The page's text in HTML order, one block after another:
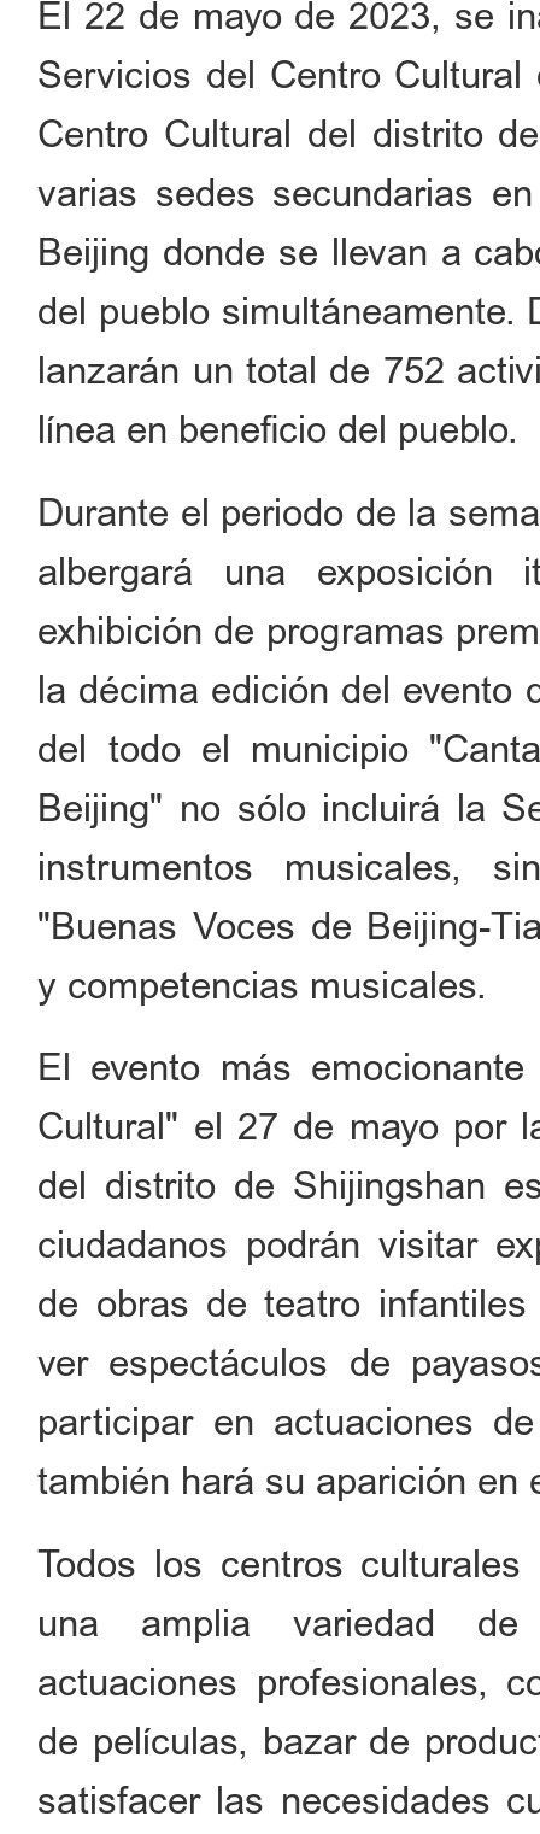
El 22 de mayo de 2023, se
Servicios del Centro
Centro Cultural del distrito
varias sedes secundarias
Beijing donde se llevan a
del pueblo simultáneamente.
lanzarán un total de 752
línea en beneficio del pueblo.
Durante el periodo de la
albergará una
exhibición de programas
la décima edición del evento
del todo el municipio
Beijing" no sólo incluirá la
instrumentos musicales,
"Buenas Voces de Beijing-
y competencias musicales.
El evento más
Cultural" el 27 de mayo por
del distrito de Shijingshan
ciudadanos podrán visitar
de obras de teatro
ver espectáculos de
participar en actuaciones
también hará su aparición en
Todos los centros
una amplia variedad de
actuaciones profesionales,
de películas, bazar de
satisfacer las necesidades